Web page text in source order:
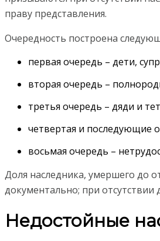
праву представления.
Очередность построена
первая очередь – дети,
вторая очередь –
третья очередь – дяди и
четвертая и последующие
восьмая очередь –
Доля наследника, умершего до
документально; при
Недостойные